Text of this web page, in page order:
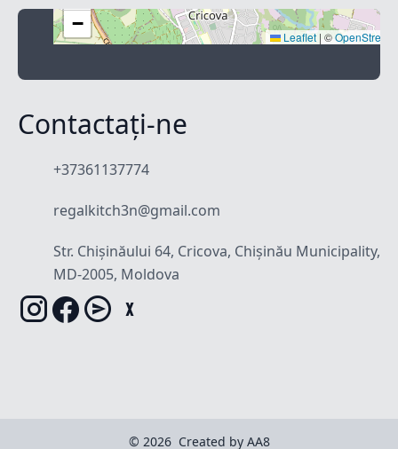
−
Leaflet | ©
Contactați-ne
+37361137774
regalkitch3n@gmail.com
Str. Chișinăului 64, Cricova, Chișinău Municipality,
MD-2005, Moldova
© 2026 Created by AA8